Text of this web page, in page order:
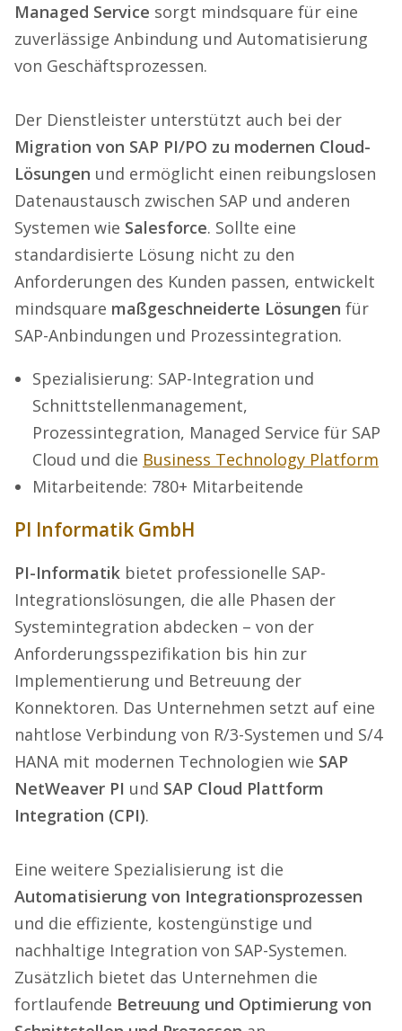
Managed Service sorgt mindsquare für eine
zuverlässige Anbindung und Automatisierung
von Geschäftsprozessen.
Der Dienstleister unterstützt auch bei der
Migration von SAP PI/PO zu modernen Cloud-
Lösungen und ermöglicht einen reibungslosen
Datenaustausch zwischen SAP und anderen
Systemen wie Salesforce. Sollte eine
standardisierte Lösung nicht zu den
Anforderungen des Kunden passen, entwickelt
mindsquare maßgeschneiderte Lösungen für
SAP-Anbindungen und Prozessintegration.
Spezialisierung: SAP-Integration und
Schnittstellenmanagement,
Prozessintegration, Managed Service für SAP
Cloud und die Business Technology Platform
Mitarbeitende: 780+ Mitarbeitende
PI Informatik GmbH
PI-Informatik bietet professionelle SAP-
Integrationslösungen, die alle Phasen der
Systemintegration abdecken – von der
Anforderungsspezifikation bis hin zur
Implementierung und Betreuung der
Konnektoren. Das Unternehmen setzt auf eine
nahtlose Verbindung von R/3-Systemen und S/4
HANA mit modernen Technologien wie SAP
NetWeaver PI und SAP Cloud Plattform
Integration (CPI).
Eine weitere Spezialisierung ist die
Automatisierung von Integrationsprozessen
und die effiziente, kostengünstige und
nachhaltige Integration von SAP-Systemen.
Zusätzlich bietet das Unternehmen die
fortlaufende Betreuung und Optimierung von